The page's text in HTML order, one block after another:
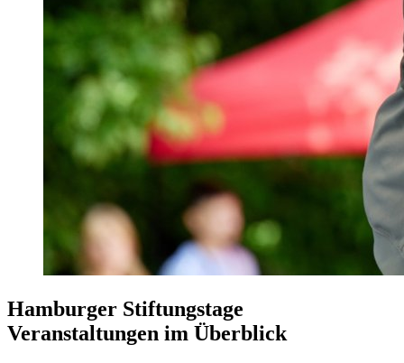
Hamburger Stiftungstage
Veranstaltungen im Überblick